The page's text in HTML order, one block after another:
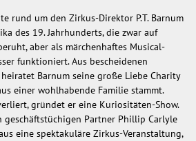
rund um den Zirkus-Direktor P.T. Barnum
des 19. Jahrhunderts, die zwar auf
aber als märchenhaftes Musical-
funktioniert. Aus bescheidenen
Barnum seine große Liebe Charity
einer wohlhabende Familie stammt.
gründet er eine Kuriositäten-Show.
geschäftstüchigen Partner Phillip Carlyle
eine spektakuläre Zirkus-Veranstaltung,